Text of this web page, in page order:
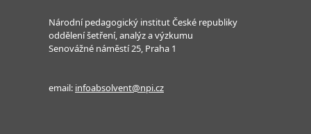
Národní pedagogický institut České republiky
oddělení šetření, analýz a výzkumu
Senovážné náměstí 25, Praha 1
email: infoabsolvent@npi.cz